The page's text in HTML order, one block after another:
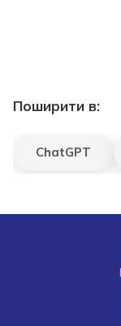
Поширити в:
ChatGPT